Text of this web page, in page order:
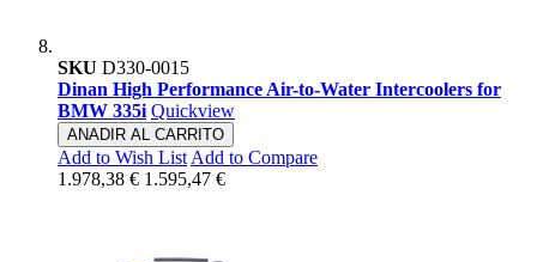
SKU D330-0015
Dinan High Performance Air-to-Water Intercoolers for
BMW 335i Quickview
ANADIR AL CARRITO
Add to Wish List Add to Compare
1.978,38 € 1.595,47 €